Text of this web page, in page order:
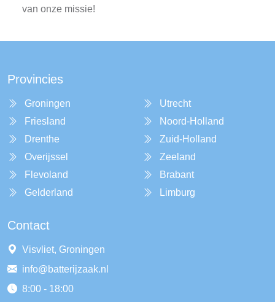
van onze missie!
Provincies
Groningen
Friesland
Drenthe
Overijssel
Flevoland
Gelderland
Utrecht
Noord-Holland
Zuid-Holland
Zeeland
Brabant
Limburg
Contact
Visvliet, Groningen
info@batterijzaak.nl
8:00 - 18:00